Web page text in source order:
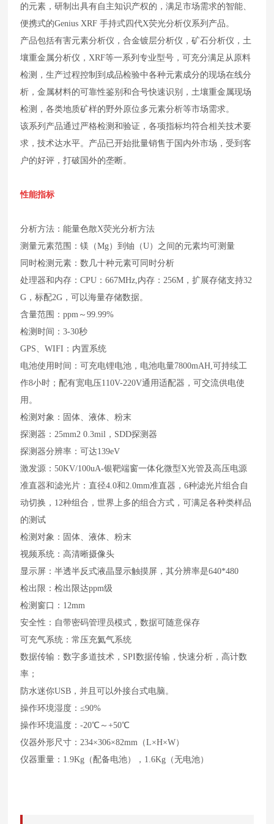
的元素，研制出具有自主知识产权的，满足市场需求的智能、
便携式的Genius XRF 手持式四代X荧光分析仪系列产品。
产品包括有害元素分析仪，合金镀层分析仪，矿石分析仪，土
壤重金属分析仪，XRF等一系列专业型号，可充分满足从原料
检测，生产过程控制到成品检验中各种元素成分的现场在线分
析，金属材料的可靠性鉴别和合号快速识别，土壤重金属现场
检测，各类地质矿样的野外原位多元素分析等市场需求。
该系列产品通过严格检测和验证，各项指标均符合相关技术要
求，技术达水平。产品已开始批量销售于国内外市场，受到客
户的好评，打破国外的垄断。
性能指标
分析方法：能量色散X荧光分析方法
测量元素范围：镁（Mg）到铀（U）之间的元素均可测量
同时检测元素：数几十种元素可同时分析
处理器和内存：CPU：667MHz,内存：256M，扩展存储支持32
G，标配2G，可以海量存储数据。
含量范围：ppm～99.99%
检测时间：3-30秒
GPS、WIFI：内置系统
电池使用时间：可充电锂电池，电池电量7800mAH,可持续工
作8小时；配有宽电压110V-220V通用适配器，可交流供电使
用。
检测对象：固体、液体、粉末
探测器：25mm2 0.3mil，SDD探测器
探测器分辨率：可达139eV
激发源：50KV/100uA-银靶端窗一体化微型X光管及高压电源
准直器和滤光片：直径4.0和2.0mm准直器，6种滤光片组合自
动切换，12种组合，世界上多的组合方式，可满足各种类样品
的测试
检测对象：固体、液体、粉末
视频系统：高清晰摄像头
显示屏：半透半反式液晶显示触摸屏，其分辨率是640*480
检出限：检出限达ppm级
检测窗口：12mm
安全性：自带密码管理员模式，数据可随意保存
可充气系统：常压充氦气系统
数据传输：数字多道技术，SPI数据传输，快速分析，高计数
率；
防水迷你USB，并且可以外接台式电脑。
操作环境湿度：≤90%
操作环境温度：-20℃～+50℃
仪器外形尺寸：234×306×82mm（L×H×W）
仪器重量：1.9Kg（配备电池），1.6Kg（无电池）